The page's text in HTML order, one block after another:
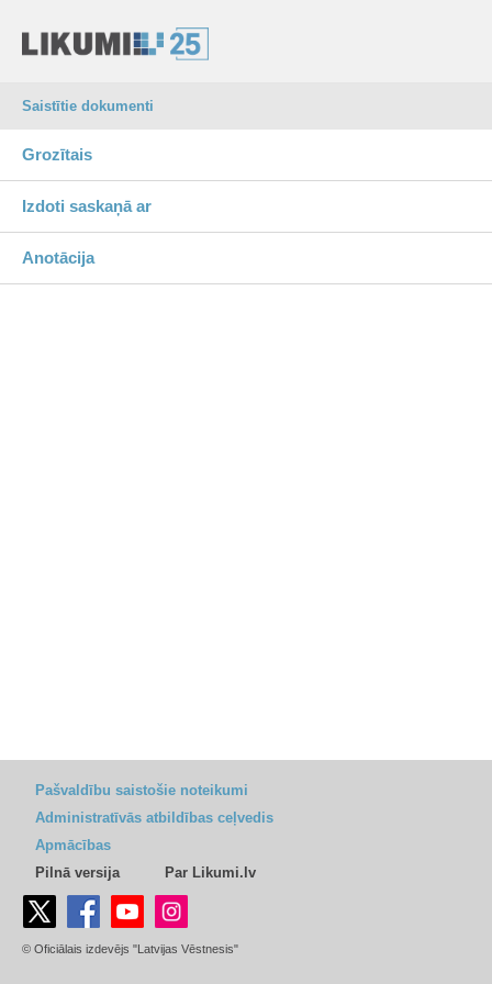
Saistītie dokumenti
Grozītais
Izdoti saskaņā ar
Anotācija
Pašvaldību saistošie noteikumi
Administratīvās atbildības ceļvedis
Apmācības
Pilnā versija
Par Likumi.lv
© Oficiālais izdevējs "Latvijas Vēstnesis"